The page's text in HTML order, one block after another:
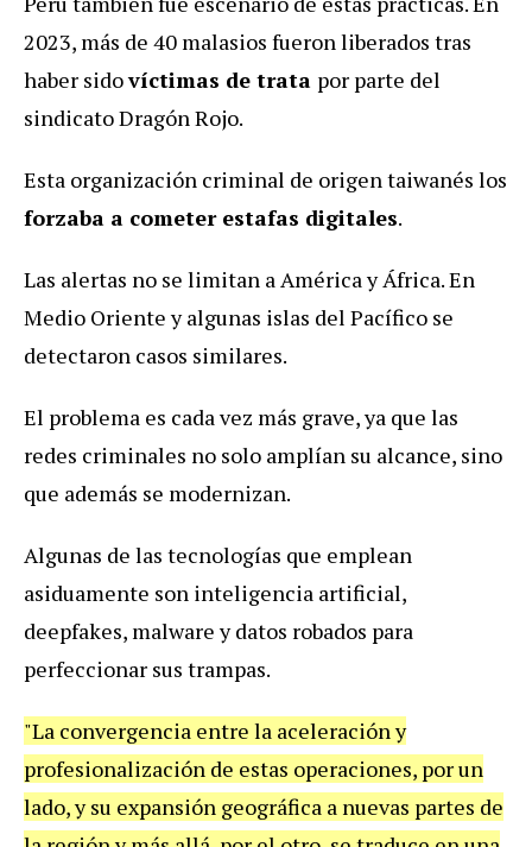
2023, más de 40 malasios fueron liberados tras
haber sidovíctimas de trata por parte del
sindicato Dragón Rojo.
Esta organización criminal de origen taiwanés los
forzaba a cometer estafas digitales.
Las alertas no se limitan a América y África. En
Medio Oriente y algunas islas del Pacífico se
detectaron casos similares.
El problema es cada vez más grave, ya que las
redes criminales no solo amplían su alcance, sino
que además se modernizan.
Algunas de las tecnologías que emplean
asiduamente son inteligencia artificial,
deepfakes, malware y datos robados para
perfeccionar sus trampas.
"La convergencia entre la aceleración y
profesionalización de estas operaciones, por un
lado, y su expansión geográfica a nuevas partes de